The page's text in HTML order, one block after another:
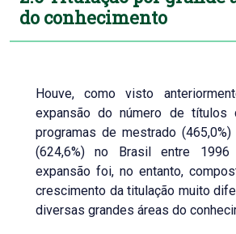
do conhecimento
Houve, como visto
expansão do número de títulos
programas de mestrado
(624,6%) no Brasil entre
expansão foi, no entanto,
crescimento da titulação muito
diversas grandes áreas do